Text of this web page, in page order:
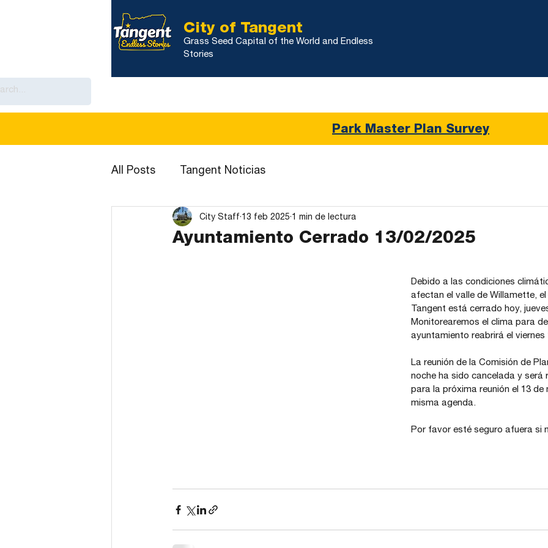
Grass Seed Capital of the World and Endless
Stories
City of Tangent
Park Master Plan Survey
All Posts Tangent Noticias
Ayuntamiento Cerrado 13/02/2025
City Staff 13 feb 2025 1 min de lectura
Debido a las condiciones
afectan el valle de Willamette,
Tangent está cerrado hoy,
Monitorearemos el clima para
ayuntamiento reabrirá el viernes
La reunión de la Comisión de
noche ha sido cancelada y será
para la próxima reunión el 13 de
misma agenda.
Por favor esté seguro afuera si